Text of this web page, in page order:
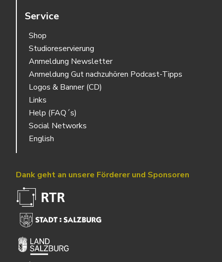
Service
Shop
Studioreservierung
Anmeldung Newsletter
Anmeldung Gut nachzuhören Podcast-Tipps
Logos & Banner (CD)
Links
Help (FAQ´s)
Social Networks
English
Dank geht an unsere Förderer und Sponsoren